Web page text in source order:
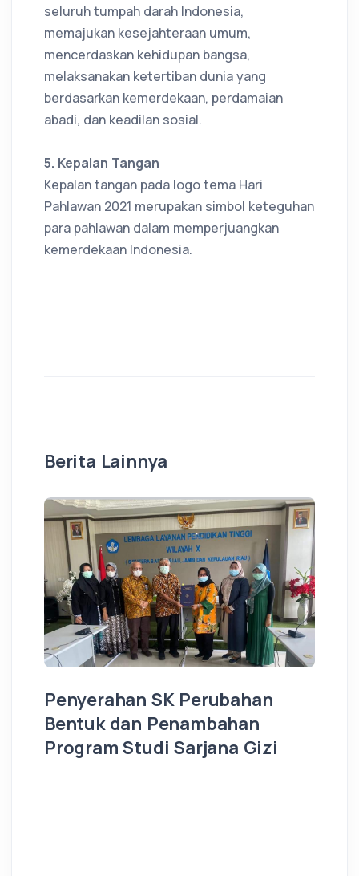
seluruh tumpah darah Indonesia,
memajukan kesejahteraan umum,
mencerdaskan kehidupan bangsa,
melaksanakan ketertiban dunia yang
berdasarkan kemerdekaan, perdamaian
abadi, dan keadilan sosial.
5. Kepalan Tangan
Kepalan tangan pada logo tema Hari
Pahlawan 2021 merupakan simbol keteguhan
para pahlawan dalam memperjuangkan
kemerdekaan Indonesia.
Berita Lainnya
Penyerahan SK Perubahan
Bentuk dan Penambahan
Program Studi Sarjana Gizi